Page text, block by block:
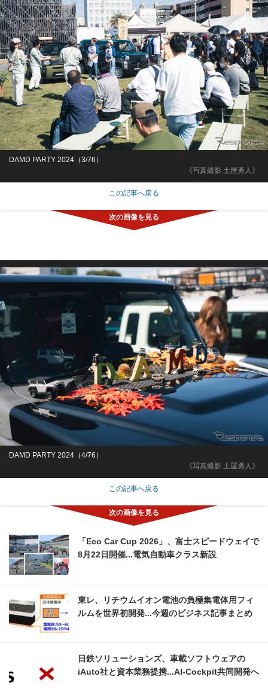
《写真撮影 土屋勇人》
DAMD PARTY 2024（3/76）
この記事へ戻る
《写真撮影 土屋勇人》
DAMD PARTY 2024（4/76）
この記事へ戻る
「Eco Car Cup 2026」、富士スピードウェイで
8月22日開催...電気自動車クラス新設
東レ、リチウムイオン電池の負極集電体用フィ
ルムを世界初開発...今週のビジネス記事まとめ
日鉄ソリューションズ、車載ソフトウェアの
iAuto社と資本業務提携...AI-Cockpit共同開発へ